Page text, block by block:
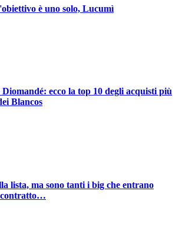
è uno solo, Lucumì
ecco la top 10 degli acquisti più
Blancos
lista, ma sono tanti i big che entrano
contratto…